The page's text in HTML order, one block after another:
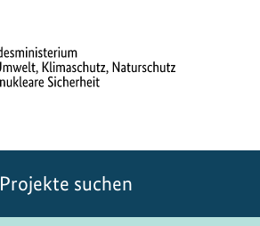
Projekte suchen